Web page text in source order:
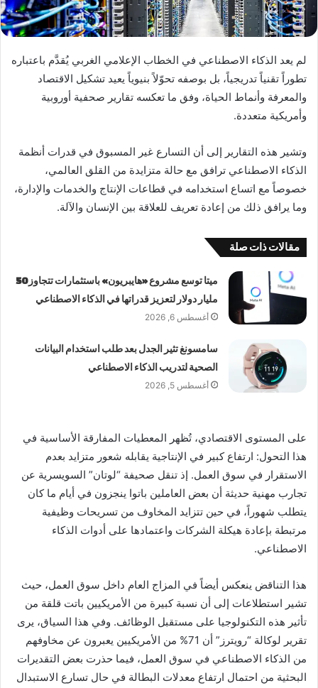
لم يعد الذكاء الاصطناعي في الخطاب الإعلامي الغربي يُقدَّم باعتباره
تطوراً تقنياً تدريجياً، بل بوصفه تحوّلاً بنيوياً يعيد تشكيل الاقتصاد
والمعرفة وأنماط الحياة، وفق ما تعكسه تقارير صحفية أوروبية
وأمريكية متعددة.
وتشير هذه التقارير إلى أن التسارع غير المسبوق في قدرات أنظمة
الذكاء الاصطناعي ترافق مع حالة متزايدة من القلق العالمي،
خصوصاً مع اتساع استخدامه في قطاعات الإنتاج والخدمات والإدارة،
وما يرافق ذلك من إعادة تعريف للعلاقة بين الإنسان والآلة.
مقالات ذات صلة
ميتا توسع مشروع «هايبريون» باستثمارات تتجاوز 50
مليار دولار لتعزيز قدراتها في الذكاء الاصطناعي
أغسطس 6, 2026
سامسونغ تثير الجدل بعد طلب استخدام البيانات
الصحية لتدريب الذكاء الاصطناعي
أغسطس 5, 2026
على المستوى الاقتصادي، تُظهر المعطيات المفارقة الأساسية في
هذا التحول: ارتفاع كبير في الإنتاجية يقابله شعور متزايد بعدم
الاستقرار في سوق العمل. إذ تنقل صحيفة “لوتان” السويسرية عن
تجارب مهنية حديثة أن بعض العاملين باتوا ينجزون في أيام ما كان
يتطلب شهوراً، في حين تتزايد المخاوف من تسريحات وظيفية
مرتبطة بإعادة هيكلة الشركات واعتمادها على أدوات الذكاء
الاصطناعي.
هذا التناقض ينعكس أيضاً في المزاج العام داخل سوق العمل، حيث
تشير استطلاعات إلى أن نسبة كبيرة من الأمريكيين باتت قلقة من
تأثير هذه التكنولوجيا على مستقبل الوظائف. وفي هذا السياق، يرى
تقرير لوكالة “رويترز” أن 71% من الأمريكيين يعبرون عن مخاوفهم
من الذكاء الاصطناعي في سوق العمل، فيما حذرت بعض التقديرات
البحثية من احتمال ارتفاع معدلات البطالة في حال تسارع الاستبدال